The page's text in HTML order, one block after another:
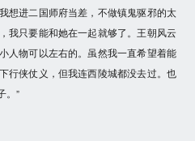
想进二国师府当差，不做镇鬼驱邪的太
我只要能和她在一起就够了。王朝风云
人物可以左右的。虽然我一直希望着能
行侠仗义，但我连西陵城都没去过。也
。”